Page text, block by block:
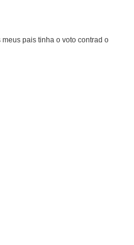
pais tinha o voto contrad o